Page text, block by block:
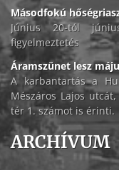
Másodfokú
Június 20-tól
figyelmeztetés
Áramszünet lesz
A karbantartás a
Mészáros Lajos
tér 1. számot is érinti.
ARCHÍVUM